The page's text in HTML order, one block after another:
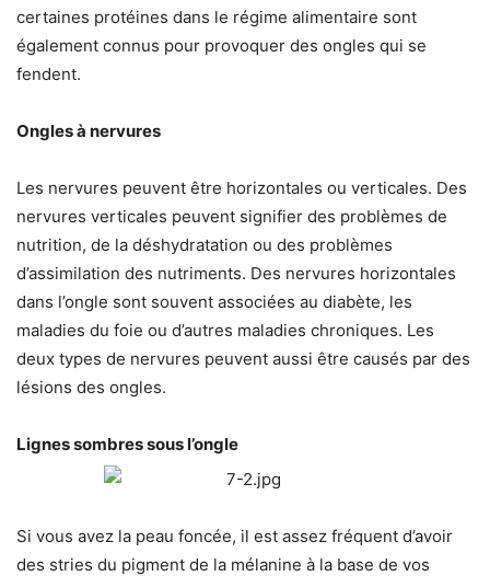
certaines protéines dans le régime alimentaire sont
également connus pour provoquer des ongles qui se
fendent.
Ongles à nervures
Les nervures peuvent être horizontales ou verticales. Des
nervures verticales peuvent signifier des problèmes de
nutrition, de la déshydratation ou des problèmes
d’assimilation des nutriments. Des nervures horizontales
dans l’ongle sont souvent associées au diabète, les
maladies du foie ou d’autres maladies chroniques. Les
deux types de nervures peuvent aussi être causés par des
lésions des ongles.
Lignes sombres sous l’ongle
Si vous avez la peau foncée, il est assez fréquent d’avoir
des stries du pigment de la mélanine à la base de vos